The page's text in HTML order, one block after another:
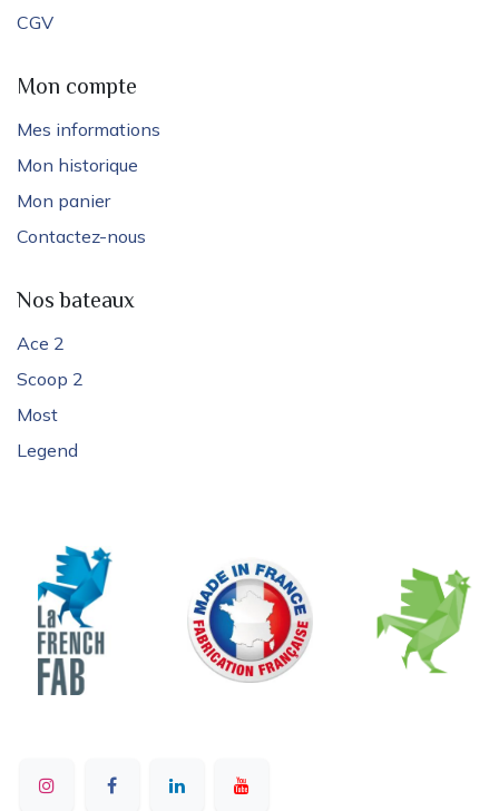
CGV
Mon compte
Mes informations
Mon historique
Mon panier
Contactez-nous
Nos bateaux
Ace 2
Scoop 2
Most
Legend